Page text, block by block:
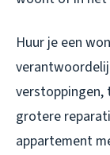
Huur je een
verstoppingen,
grotere
appartement